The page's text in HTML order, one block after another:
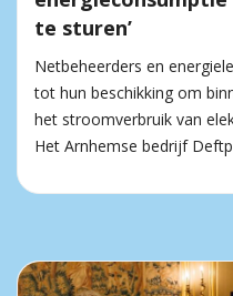
te sturen’
Netbeheerders en
tot hun beschikking om
het stroomverbruik van
Het Arnhemse bedrijf